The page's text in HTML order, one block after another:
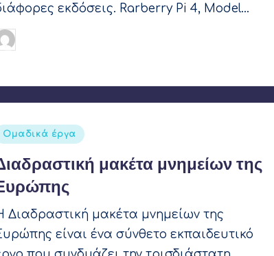
εκδόσεις. Rarberry Pi 4, Model…
Ετικέτες:
Ομαδικά έργα
μακέτα μνημείων της
Διαδραστική μακέτα μνημείων της
είναι ένα σύνθετο εκπαιδευτικό